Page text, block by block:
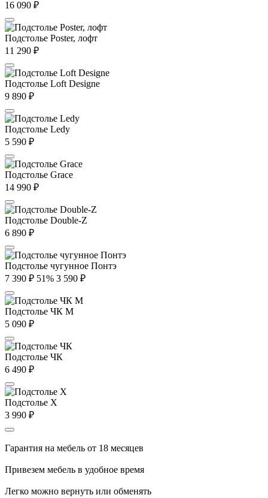
16 090 ₽
Подстолье Poster, лофт
11 290 ₽
Подстолье Loft Designe
9 890 ₽
Подстолье Ledy
5 590 ₽
Подстолье Grace
14 990 ₽
Подстолье Double-Z
6 890 ₽
Подстолье чугунное Понтэ
7 390 ₽ 51% 3 590 ₽
Подстолье ЧК М
5 090 ₽
Подстолье ЧК
6 490 ₽
Подстолье X
3 990 ₽
Гарантия на мебель от 18 месяцев
Привезем мебель в удобное время
Легко можно вернуть или обменять